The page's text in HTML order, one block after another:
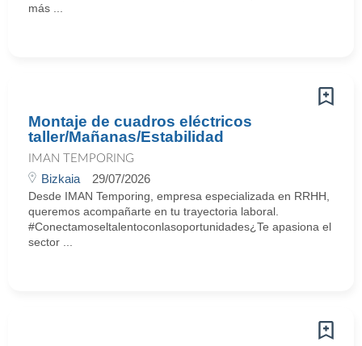
más ...
Montaje de cuadros eléctricos
taller/Mañanas/Estabilidad
IMAN TEMPORING
Bizkaia 29/07/2026
Desde IMAN Temporing, empresa especializada en RRHH,
queremos acompañarte en tu trayectoria laboral.
#Conectamoseltalentoconlasoportunidades¿Te apasiona el
sector ...